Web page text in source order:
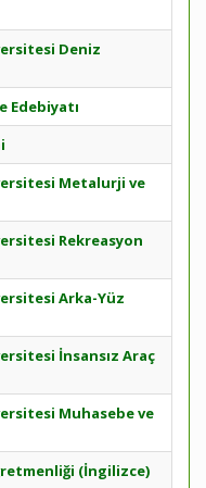
Deniz
Edebiyatı
Metalurji ve
Rekreasyon
Arka-Yüz
İnsansız Araç
Muhasebe ve
(İngilizce)